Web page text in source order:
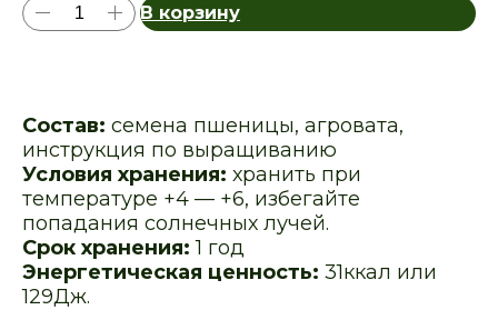
В корзину
Состав: семена пшеницы, агровата,
инструкция по выращиванию
Условия хранения: хранить при
температуре +4 — +6, избегайте
попадания солнечных лучей.
Срок хранения:1 год
Энергетическая ценность: 31ккал или
129Дж.